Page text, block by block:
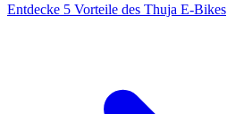
Entdecke 5 Vorteile des Thuja E-Bikes